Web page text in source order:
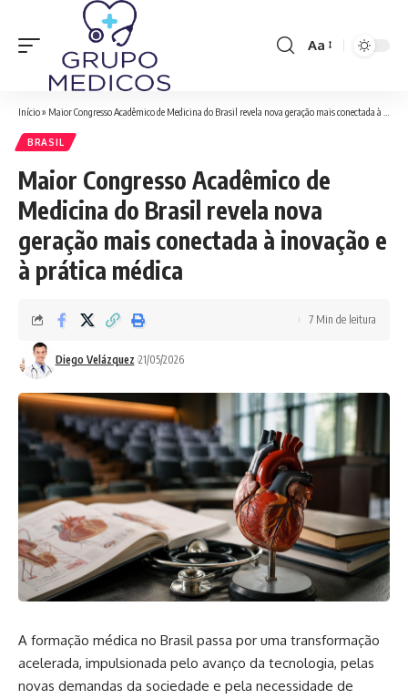
Font
Aa
Início» Maior Congresso Acadêmico de Medicina do Brasil revela nova geração mais conectada à inovação e à prática médica
BRASIL
Maior Congresso Acadêmico de
Medicina do Brasil revela nova
geração mais conectada à inovação e
à prática médica
Diego Velázquez 21/05/2026
7 Min de leitura
A formação médica no Brasil passa por uma transformação
acelerada, impulsionada pelo avanço da tecnologia, pelas
novas demandas da sociedade e pela necessidade de